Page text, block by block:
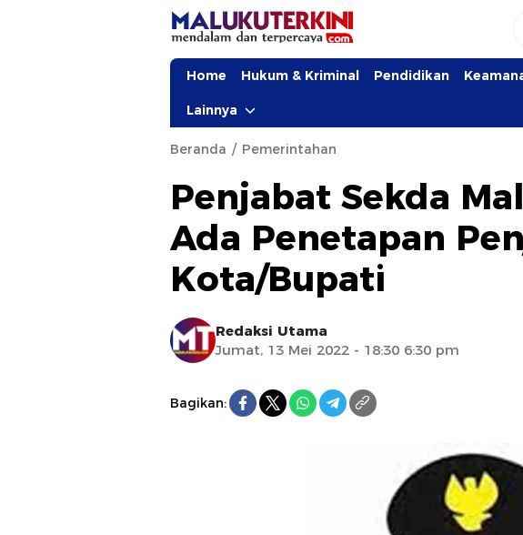
Home Hukum & Kriminal Pendidikan
Lainnya
Beranda Pemerintahan
Penjabat Sekda
Ada Penetapan
Kota/Bupati
Redaksi Utama
Jumat, 13 Mei 2022 - 18:30 6:30 pm
Bagikan: